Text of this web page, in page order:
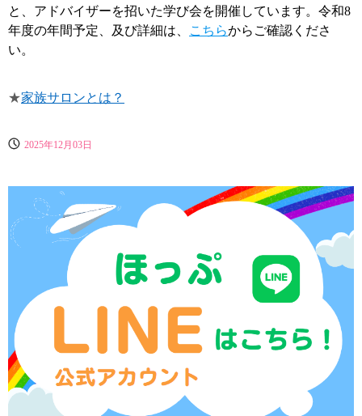
と、アドバイザーを招いた学び会を開催しています。 令和8
年度の年間予定、及び詳細は、
こちらからご確認くださ
い。
★家族サロンとは？
2025年12月03日